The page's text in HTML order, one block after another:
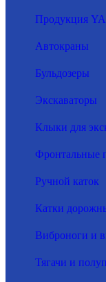
Продукция
Автокраны
Бульдозеры
Экскаваторы
Клыки для
Фронтальные
Ручной каток
Катки
Виброноги и
Тягачи и